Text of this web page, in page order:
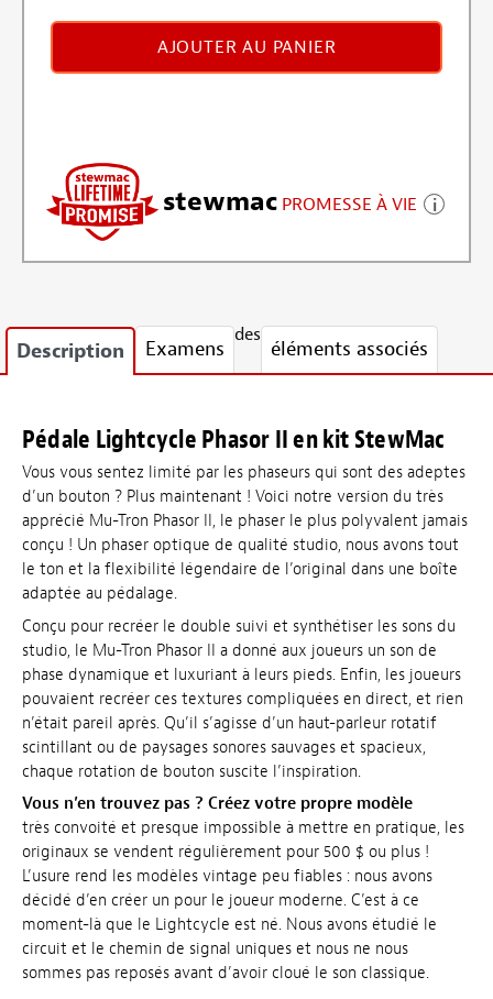
AJOUTER AU PANIER
stewmac PROMESSE À VIE
Description Examens
des
éléments associés
Pédale Lightcycle Phasor II en kit StewMac
Vous vous sentez limité par les phaseurs qui sont des adeptes
d’un bouton ? Plus maintenant ! Voici notre version du très
apprécié Mu-Tron Phasor II, le phaser le plus polyvalent jamais
conçu ! Un phaser optique de qualité studio, nous avons tout
le ton et la flexibilité légendaire de l’original dans une boîte
adaptée au pédalage.
Conçu pour recréer le double suivi et synthétiser les sons du
studio, le Mu-Tron Phasor II a donné aux joueurs un son de
phase dynamique et luxuriant à leurs pieds. Enfin, les joueurs
pouvaient recréer ces textures compliquées en direct, et rien
n’était pareil après. Qu’il s’agisse d’un haut-parleur rotatif
scintillant ou de paysages sonores sauvages et spacieux,
chaque rotation de bouton suscite l’inspiration.
Vous n’en trouvez pas ? Créez votre propre modèle
très convoité et presque impossible à mettre en pratique, les
originaux se vendent régulièrement pour 500 $ ou plus !
L’usure rend les modèles vintage peu fiables : nous avons
décidé d’en créer un pour le joueur moderne. C’est à ce
moment-là que le Lightcycle est né. Nous avons étudié le
circuit et le chemin de signal uniques et nous ne nous
sommes pas reposés avant d’avoir cloué le son classique.